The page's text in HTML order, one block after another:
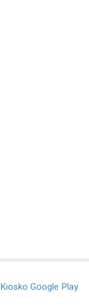
Kiosko Google Play